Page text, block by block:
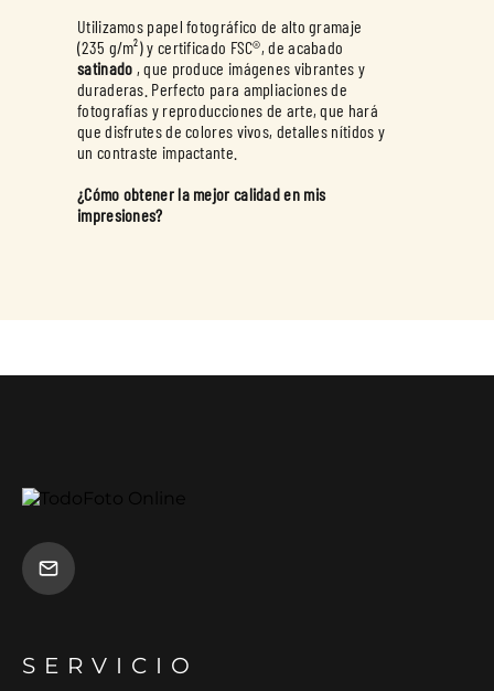
Utilizamos papel fotográfico de alto gramaje
(235 g/m²) y certificado FSC®, de acabado
satinado , que produce imágenes vibrantes y
duraderas. Perfecto para ampliaciones de
fotografías y reproducciones de arte, que hará
que disfrutes de colores vivos, detalles nítidos y
un contraste impactante.
¿Cómo obtener la mejor calidad en mis
impresiones?
SERVICIO